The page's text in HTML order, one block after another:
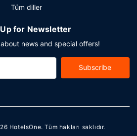
Tüm diller
for Newsletter
news and special offers!
Subscribe
HotelsOne. Tüm hakları saklıdır.